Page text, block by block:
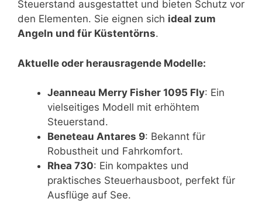
Steuerstand ausgestattet und bieten Schutz vor
den Elementen. Sie eignen sich ideal zum
Angeln und für Küstentörns.
Aktuelle oder herausragende Modelle:
Jeanneau Merry Fisher 1095 Fly: Ein
vielseitiges Modell mit erhöhtem
Steuerstand.
Beneteau Antares 9: Bekannt für
Robustheit und Fahrkomfort.
Rhea 730: Ein kompaktes und
praktisches Steuerhausboot, perfekt für
Ausflüge auf See.